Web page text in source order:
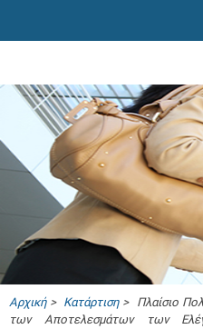
Αρχική> Κατάρτιση> Πλαίσιο
των Αποτελεσμάτων των